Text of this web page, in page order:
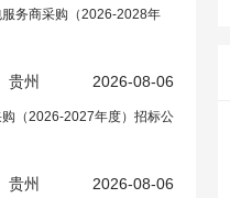
务商采购（2026-2028年
贵州 2026-08-06
（2026-2027年度）招标公
贵州 2026-08-06